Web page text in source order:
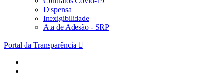
Dispensa
Inexigibilidade
Ata de Adesão - SRP
Portal da Transparência